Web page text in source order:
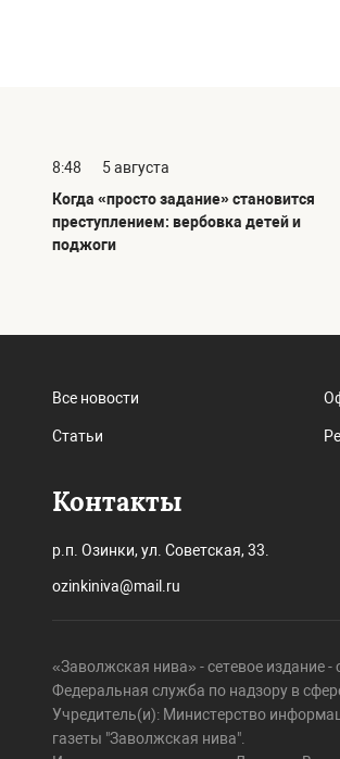
8:48
5 августа
Когда «просто задание» становится
преступлением: вербовка детей и
поджоги
Все новости
Статьи
Контакты
р.п. Озинки, ул. Советская, 33.
ozinkiniva@mail.ru
«Заволжская нива» - сетевое издание
Федеральная служба по надзору в
Учредитель(и): Министерство
газеты "Заволжская нива".